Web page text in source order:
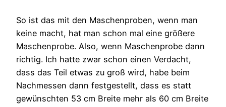
So ist das mit den Maschenproben, wenn man
keine macht, hat man schon mal eine größere
Maschenprobe. Also, wenn Maschenprobe dann
richtig. Ich hatte zwar schon einen Verdacht,
dass das Teil etwas zu groß wird, habe beim
Nachmessen dann festgestellt, dass es statt
gewünschten 53 cm Breite mehr als 60 cm Breite